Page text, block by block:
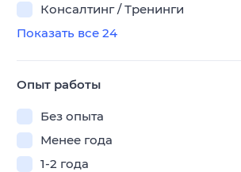
Консалтинг / Тренинги
Показать все 24
Опыт работы
Без опыта
Менее года
1-2 года